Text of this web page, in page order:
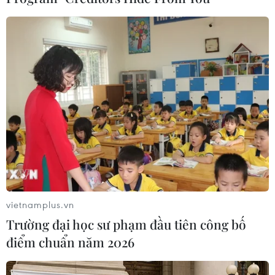
Ông Lionel Yeo - Giám đốc điều hành khu vực
Đông Nam Á của STT GDC cho biết. "Việt Nam là
một trong những thị trường phát triển trung
tâm dữ liệu nhanh nhất thế giới. Chúng tôi tin là
sự hợp tác giữa 2 doanh nghiệp hàng đầu sẽ
giúp phục vụ thị trường bản địa một cách linh
hoạt và nhanh chóng."
vietnamplus.vn
Trường đại học sư phạm đầu tiên công bố
điểm chuẩn năm 2026